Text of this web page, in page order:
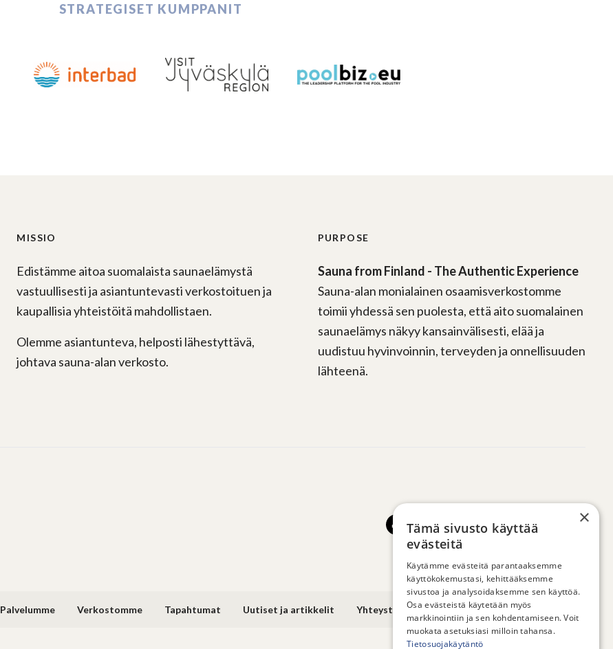
STRATEGISET KUMPPANIT
MISSIO
Edistämme aitoa suomalaista saunaelämystä
vastuullisesti ja asiantuntevasti verkostoituen ja
kaupallisia yhteistöitä mahdollistaen.
Olemme asiantunteva, helposti lähestyttävä,
johtava sauna-alan verkosto.
PURPOSE
Sauna from Finland - The Authentic Experience
Sauna-alan monialainen osaamisverkostomme
toimii yhdessä sen puolesta, että aito suomalainen
saunaelämys näkyy kansainvälisesti, elää ja
uudistuu hyvinvoinnin, terveyden ja onnellisuuden
lähteenä.
Palvelumme Verkostomme Tapahtumat Uutiset ja artikkelit Yhteystiedot
×
Tämä sivusto käyttää
evästeitä
Käytämme evästeitä parantaaksemme
käyttökokemustasi, kehittääksemme
sivustoa ja analysoidaksemme sen käyttöä.
Osa evästeistä käytetään myös
markkinointiin ja sen kohdentamiseen. Voit
muokata asetuksiasi milloin tahansa.
Tietosuojakäytäntö